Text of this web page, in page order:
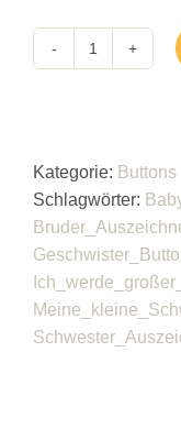
Hääschde
Kategorie: Buttons
Schlagwörter: